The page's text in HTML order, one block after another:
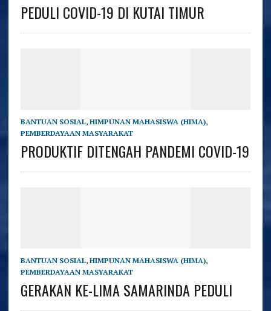
PEDULI COVID-19 DI KUTAI TIMUR
BANTUAN SOSIAL, HIMPUNAN MAHASISWA (HIMA),
PEMBERDAYAAN MASYARAKAT
PRODUKTIF DITENGAH PANDEMI COVID-19
BANTUAN SOSIAL, HIMPUNAN MAHASISWA (HIMA),
PEMBERDAYAAN MASYARAKAT
GERAKAN KE-LIMA SAMARINDA PEDULI